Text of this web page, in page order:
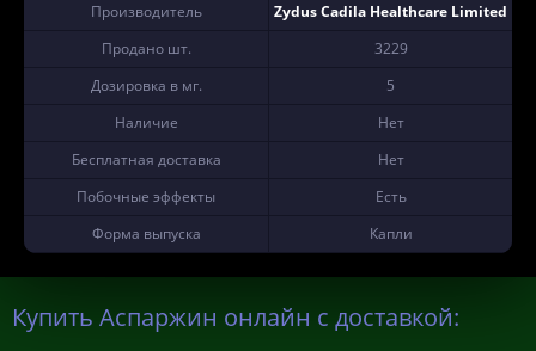
Производитель
Zydus Cadila Healthcare Limited
Продано шт.
3229
Дозировка в мг.
5
Наличие
Нет
Бесплатная доставка
Нет
Побочные эффекты
Есть
Форма выпуска
Капли
Купить Аспаржин онлайн с доставкой: